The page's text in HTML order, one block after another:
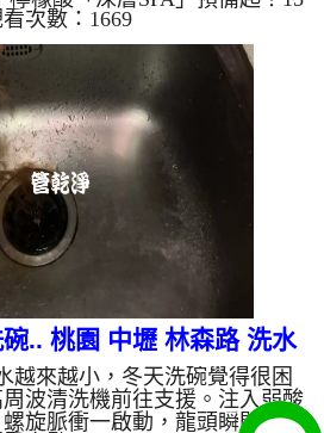
模式，積攢多年的泥漿瞬間噴
過後，水質從「黃泥湯」變回
量都回春了！ 管路塞住別心
們清洗最心安！ ...
次數：1669
.. 桃園 中壢 林森路 洗水
管
越來越小，冬天洗碗覺得很困
波清洗機前往支援。注入弱酸
旋脈衝一啟動，龍頭瞬間噴出